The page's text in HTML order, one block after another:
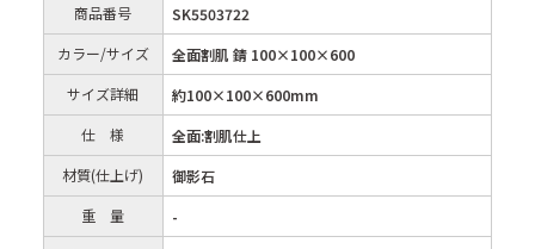
商品番号
SK5503722
カラー/サイズ
全面割肌 錆 100×100×600
サイズ詳細
約100×100×600mm
仕 様
全面:割肌仕上
材質(仕上げ)
御影石
重 量
-